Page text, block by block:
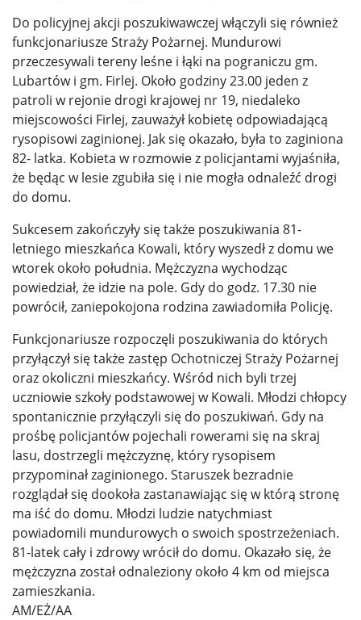
Do policyjnej akcji poszukiwawczej włączyli się również
funkcjonariusze Straży Pożarnej. Mundurowi
przeczesywali tereny leśne i łąki na pograniczu gm.
Lubartów i gm. Firlej. Około godziny 23.00 jeden z
patroli w rejonie drogi krajowej nr 19, niedaleko
miejscowości Firlej, zauważył kobietę odpowiadającą
rysopisowi zaginionej. Jak się okazało, była to zaginiona
82- latka. Kobieta w rozmowie z policjantami wyjaśniła,
że będąc w lesie zgubiła się i nie mogła odnaleźć drogi
do domu.
Sukcesem zakończyły się także poszukiwania 81-
letniego mieszkańca Kowali, który wyszedł z domu we
wtorek około południa. Mężczyzna wychodząc
powiedział, że idzie na pole. Gdy do godz. 17.30 nie
powrócił, zaniepokojona rodzina zawiadomiła Policję.
Funkcjonariusze rozpoczęli poszukiwania do których
przyłączył się także zastęp Ochotniczej Straży Pożarnej
oraz okoliczni mieszkańcy. Wśród nich byli trzej
uczniowie szkoły podstawowej w Kowali. Młodzi chłopcy
spontanicznie przyłączyli się do poszukiwań. Gdy na
prośbę policjantów pojechali rowerami się na skraj
lasu, dostrzegli mężczyznę, który rysopisem
przypominał zaginionego. Staruszek bezradnie
rozglądał się dookoła zastanawiając się w którą stronę
ma iść do domu. Młodzi ludzie natychmiast
powiadomili mundurowych o swoich spostrzeżeniach.
81-latek cały i zdrowy wrócił do domu. Okazało się, że
mężczyzna został odnaleziony około 4 km od miejsca
zamieszkania.
AM/EŻ/AA